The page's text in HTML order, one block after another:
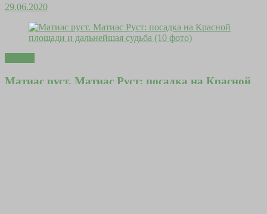
29.06.2020
Матиас руст. Матиас Руст: посадка на Красной